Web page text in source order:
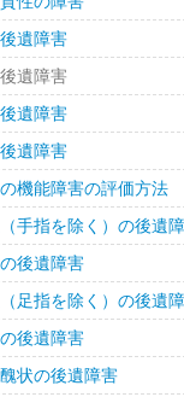
遺障害
遺障害
遺障害
遺障害
機能障害の評価方法
（手指を除く）の後遺
後遺障害
足指を除く）の後遺
後遺障害
状の後遺障害